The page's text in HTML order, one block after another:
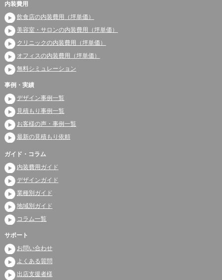
内装費用
飲食店の内装費用（坪単価）
美容室・サロンの内装費用（坪単価）
クリニックの内装費用（坪単価）
オフィスの内装費用（坪単価）
無料シミュレーション
事例・実績
デザイン事例一覧
見積もり事例一覧
お客様の声・事例一覧
最新の見積もり依頼
ガイド・コラム
内装費用ガイド
デザインガイド
業種別ガイド
地域別ガイド
コラム一覧
サポート
お問い合わせ
よくある質問
出店支援者様